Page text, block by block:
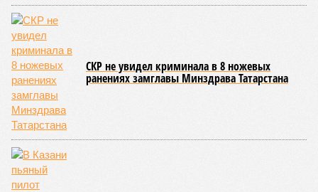
СКР не увидел криминала в 8 ножевых
ранениях замглавы Минздрава Татарстана